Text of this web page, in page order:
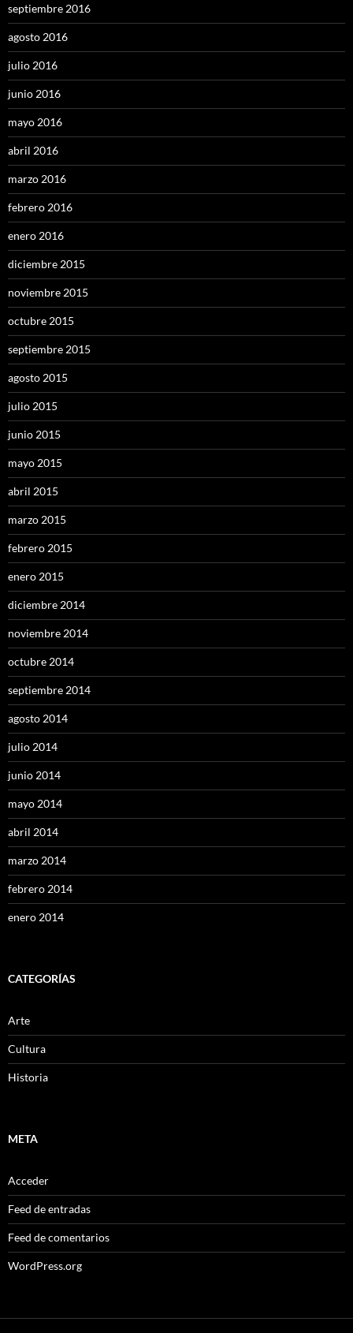
septiembre 2016
agosto 2016
julio 2016
junio 2016
mayo 2016
abril 2016
marzo 2016
febrero 2016
enero 2016
diciembre 2015
noviembre 2015
octubre 2015
septiembre 2015
agosto 2015
julio 2015
junio 2015
mayo 2015
abril 2015
marzo 2015
febrero 2015
enero 2015
diciembre 2014
noviembre 2014
octubre 2014
septiembre 2014
agosto 2014
julio 2014
junio 2014
mayo 2014
abril 2014
marzo 2014
febrero 2014
enero 2014
CATEGORÍAS
Arte
Cultura
Historia
META
Acceder
Feed de entradas
Feed de comentarios
WordPress.org